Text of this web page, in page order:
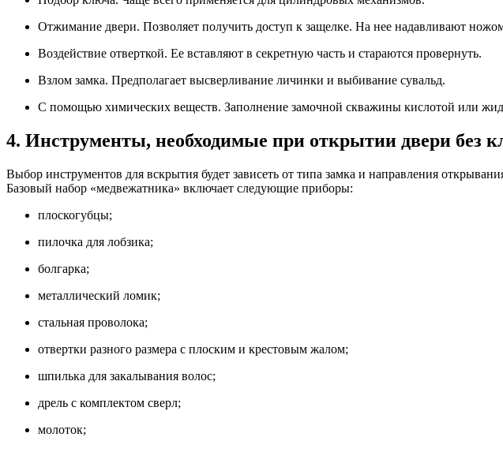
Отжимание двери. Позволяет получить доступ к защелке. На нее надавливают
Воздействие отверткой. Ее вставляют в секретную часть и стараются провернуть.
Взлом замка. Предполагает высверливание личинки и выбивание сувальд.
С помощью химических веществ. Заполнение замочной скважины кислотой или
4. Инструменты, необходимые при открытии двери без
Выбор инструментов для вскрытия будет зависеть от типа замка и направления
Базовый набор «медвежатника» включает следующие приборы:
плоскогубцы;
пилочка для лобзика;
болгарка;
металлический ломик;
стальная проволока;
отвертки разного размера с плоским и крестовым жалом;
шпилька для закалывания волос;
дрель с комплектом сверл;
молоток;